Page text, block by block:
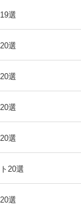
選
選
選
選
選
20選
選